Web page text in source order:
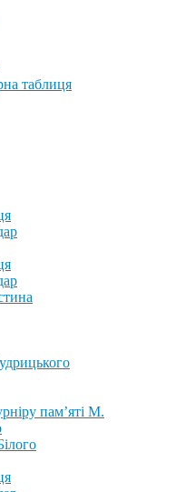
таблиця
пам’яті М.